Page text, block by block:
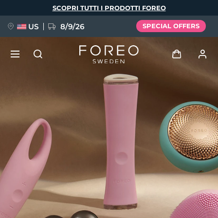
SCOPRI TUTTI I PRODOTTI FOREO
US 8/9/26 SPECIAL OFFERS
Profilo utente
I miei dispositivi
I miei ordini
I miei indirizzi
I miei abbonamenti
FAQ™ Pure Beauty-Tech Elixir
issa™ Teeth Whitening Set
English Deutsch
Español
Français
Português
Svenska
Русский
Türkçe
简体中文